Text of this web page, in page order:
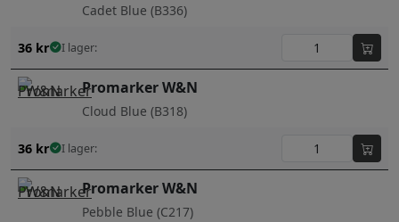
Cadet Blue (B336)
36 kr I lager:
Promarker W&N
Cloud Blue (B318)
36 kr I lager:
Promarker W&N
Pebble Blue (C217)